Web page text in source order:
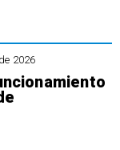
2026